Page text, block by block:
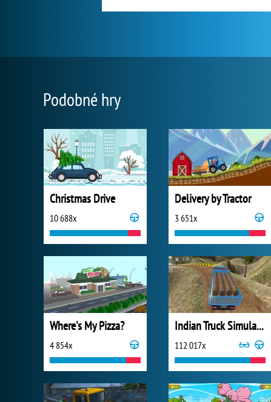
Podobné hry
Christmas Drive
10 688x
Delivery by Tractor
3 651x
Where's My Pizza?
4 854x
Indian Truck Simulator 3D
112 017x